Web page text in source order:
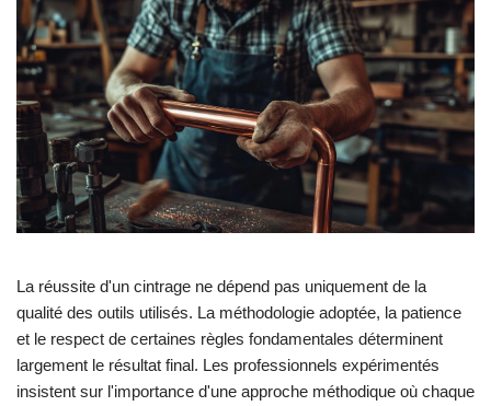
La réussite d'un cintrage ne dépend pas uniquement de la
qualité des outils utilisés. La méthodologie adoptée, la patience
et le respect de certaines règles fondamentales déterminent
largement le résultat final. Les professionnels expérimentés
insistent sur l'importance d'une approche méthodique où chaque